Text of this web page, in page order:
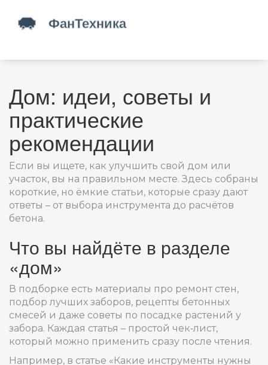
Дом: идеи, советы и
практические
рекомендации
Если вы ищете, как улучшить свой дом или
участок, вы на правильном месте. Здесь собраны
короткие, но ёмкие статьи, которые сразу дают
ответы – от выбора инструмента до расчётов
бетона.
Что вы найдёте в разделе
«дом»
В подборке есть материалы про ремонт стен,
подбор лучших заборов, рецепты бетонных
смесей и даже советы по посадке растений у
забора. Каждая статья – простой чек‑лист,
который можно применить сразу после чтения.
Например, в статье «Какие инструменты нужны